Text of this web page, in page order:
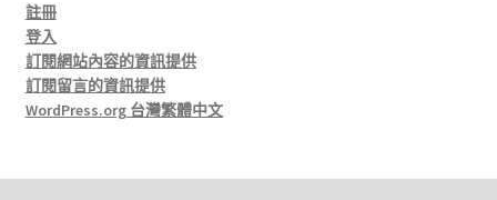
註冊
登入
訂閱網站內容的資訊提供
訂閱留言的資訊提供
WordPress.org 台灣繁體中文